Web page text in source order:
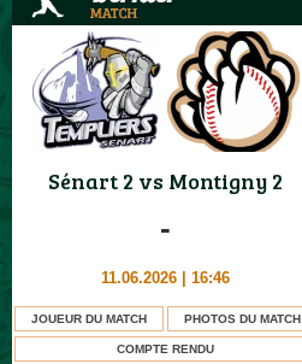
Sénart 2 vs Montigny 2
-
11.06.2026 | 16:46
JOUEUR DU MATCH PHOTOS DU MATCH
COMPTE RENDU